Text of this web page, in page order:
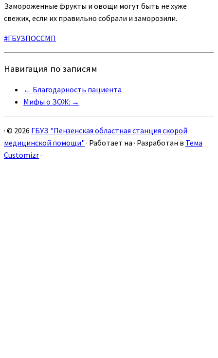
Замороженные фрукты и овощи могут быть не хуже
свежих, если их правильно собрали и заморозили.
#ГБУЗПОССМП
Навигация по записям
← Благодарность пациента
Мифы о ЗОЖ: →
· © 2026 ГБУЗ "Пензенская областная станция скорой
медицинской помощи" · Работает на · Разработан в Тема
Customizr·